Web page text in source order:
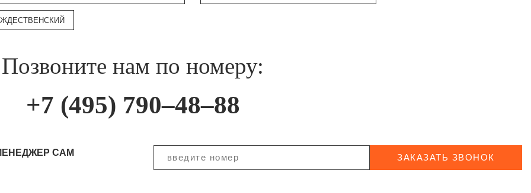
Позвоните нам по номеру:
+7 (495) 790–48–88
САМ
ЗАКАЗАТЬ ЗВОНОК